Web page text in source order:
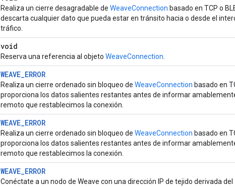
Realiza un cierre desagradable de WeaveConnection basado en TCP o
descarta cualquier dato que pueda estar en tránsito hacia o desde el
tráfico.
void
Reserva una referencia al objeto WeaveConnection
WEAVE_ERROR
Realiza un cierre ordenado sin bloqueo de WeaveConnection basado en
proporciona los datos salientes restantes antes de informar
remoto que restablecimos la conexión.
WEAVE_ERROR
Realiza un cierre ordenado sin bloqueo de WeaveConnection basado en
proporciona los datos salientes restantes antes de informar
remoto que restablecimos la conexión.
WEAVE_ERROR
Conéctate a un nodo de Weave con una dirección IP de tejido derivada del